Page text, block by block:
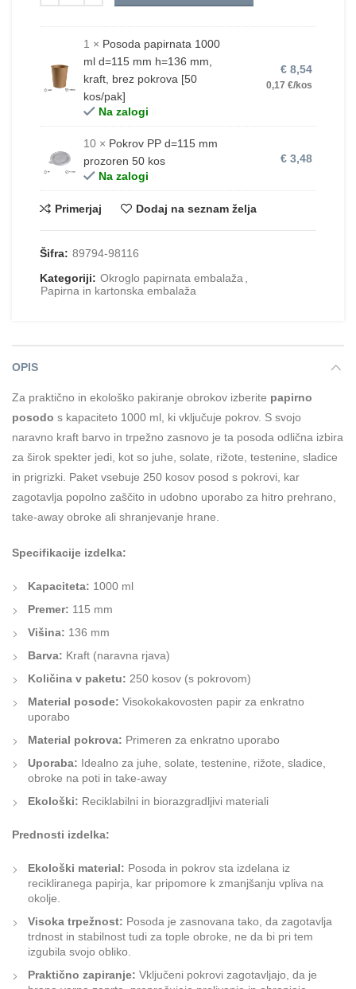
1 × Posoda papirnata 1000
ml d=115 mm h=136 mm,
kraft, brez pokrova [50
kos/pak]
Na zalogi
€ 8,54
0,17 €/kos
10 × Pokrov PP d=115 mm
prozoren 50 kos
Na zalogi
€ 3,48
Primerjaj Dodaj na seznam želja
Šifra: 89794-98116
Kategoriji: Okroglo papirnata embalaža
Papirna in kartonska embalaža
OPIS
Za praktično in ekološko pakiranje obrokov izberite papirno
posodo s kapaciteto 1000 ml, ki vključuje pokrov. S svojo
naravno kraft barvo in trpežno zasnovo je ta posoda odlična izbira
za širok spekter jedi, kot so juhe, solate, rižote, testenine, sladice
in prigrizki. Paket vsebuje 250 kosov posod s pokrovi, kar
zagotavlja popolno zaščito in udobno uporabo za hitro prehrano,
take-away obroke ali shranjevanje hrane.
Specifikacije izdelka:
Kapaciteta: 1000 ml
Premer: 115 mm
Višina: 136 mm
Barva: Kraft (naravna rjava)
Količina v paketu: 250 kosov (s pokrovom)
Material posode: Visokokakovosten papir za enkratno
uporabo
Material pokrova: Primeren za enkratno uporabo
Uporaba: Idealno za juhe, solate, testenine, rižote, sladice,
obroke na poti in take-away
Ekološki: Reciklabilni in biorazgradljivi materiali
Prednosti izdelka:
Ekološki material: Posoda in pokrov sta izdelana iz
recikliranega papirja, kar pripomore k zmanjšanju vpliva na
okolje.
Visoka trpežnost: Posoda je zasnovana tako, da zagotavlja
trdnost in stabilnost tudi za tople obroke, ne da bi pri tem
izgubila svojo obliko.
Praktično zapiranje: Vključeni pokrovi zagotavljajo, da je